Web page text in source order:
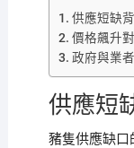
供應短缺
價格飆升
政府與業
供應短
豬隻供應缺口